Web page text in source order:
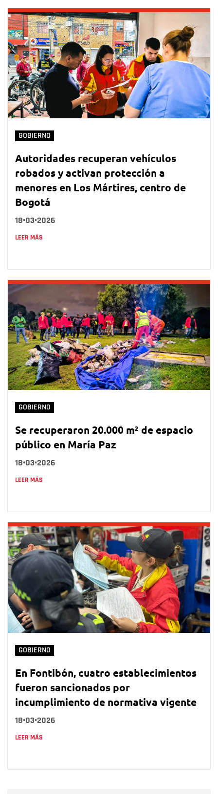
GOBIERNO
Autoridades recuperan vehículos
robados y activan protección a
menores en Los Mártires, centro de
Bogotá
18•03•2026
LEER MÁS
GOBIERNO
Se recuperaron 20.000 m² de espacio
público en María Paz
18•03•2026
LEER MÁS
GOBIERNO
En Fontibón, cuatro establecimientos
fueron sancionados por
incumplimiento de normativa vigente
18•03•2026
LEER MÁS